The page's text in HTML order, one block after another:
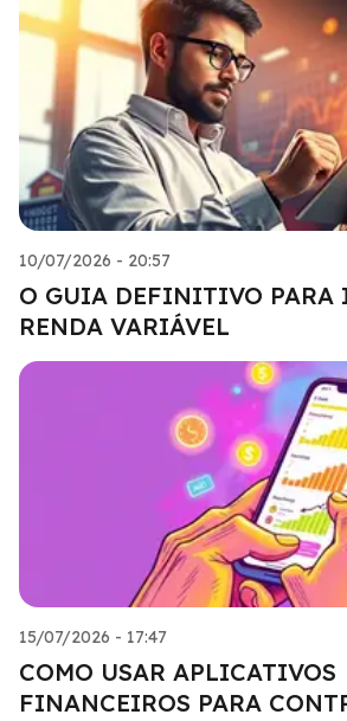
10/07/2026 - 20:57
O GUIA DEFINITIVO PARA
RENDA VARIÁVEL
15/07/2026 - 17:47
COMO USAR APLICATIVOS
FINANCEIROS PARA